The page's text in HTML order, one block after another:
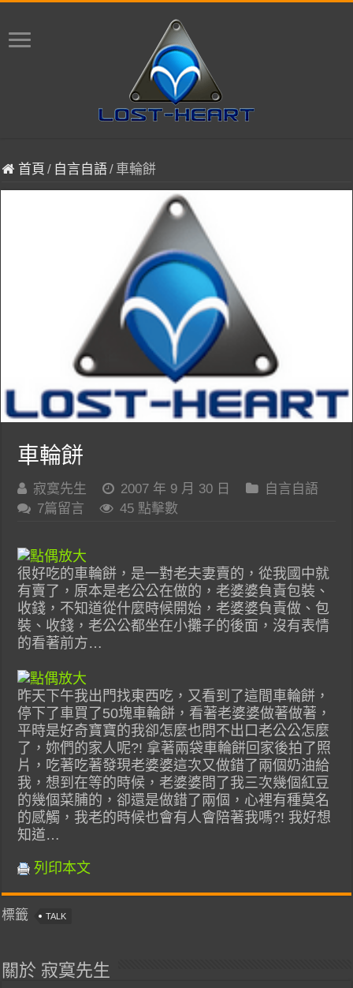
首頁 / 自言自語/ 車輪餅
車輪餅
寂寞先生 2007 年 9 月 30 日
自言自語
7篇留言
45 點擊數
很好吃的車輪餅，是一對老夫妻賣的，從我國中就
有賣了，原本是老公公在做的，老婆婆負責包裝、
收錢，不知道從什麼時候開始，老婆婆負責做、包
裝、收錢，老公公都坐在小攤子的後面，沒有表情
的看著前方…
昨天下午我出門找東西吃，又看到了這間車輪餅，
停下了車買了50塊車輪餅，看著老婆婆做著做著，
平時是好奇寶寶的我卻怎麼也問不出口老公公怎麼
了，妳們的家人呢?! 拿著兩袋車輪餅回家後拍了照
片，吃著吃著發現老婆婆這次又做錯了兩個奶油給
我，想到在等的時候，老婆婆問了我三次幾個紅豆
的幾個菜脯的，卻還是做錯了兩個，心裡有種莫名
的感觸，我老的時候也會有人會陪著我嗎?! 我好想
知道…
列印本文
標籤 TALK
關於 寂寞先生